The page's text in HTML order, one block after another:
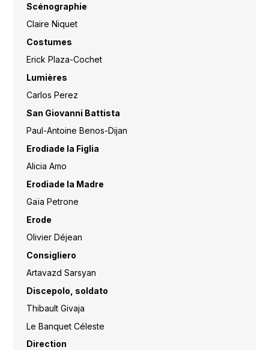
Scénographie
Claire Niquet
Costumes
Erick Plaza-Cochet
Lumières
Carlos Perez
San Giovanni Battista
Paul-Antoine Benos-Dijan
Erodiade la Figlia
Alicia Amo
Erodiade la Madre
Gaïa Petrone
Erode
Olivier Déjean
Consigliero
Artavazd Sarsyan
Discepolo, soldato
Thibault Givaja
Le Banquet Céleste
Direction